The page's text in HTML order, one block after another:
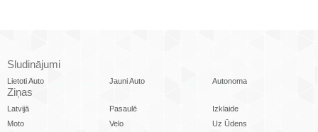
Sludinājumi
Lietoti Auto Jauni Auto Autonoma
Ziņas
Latvijā Pasaulē
Izklaide
Moto
Velo
Uz Ūdens